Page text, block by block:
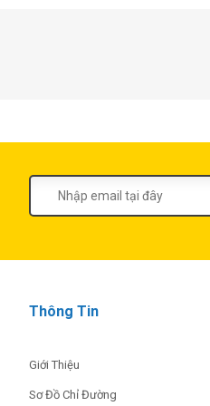
5.070.000₫
Máy Cắt Kim Loại
Dạng Đột GNA 2.0
Thông Tin
Giới Thiệu
Sơ Đồ Chỉ Đường